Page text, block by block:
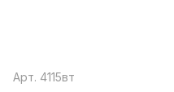
Арт. 4115вт